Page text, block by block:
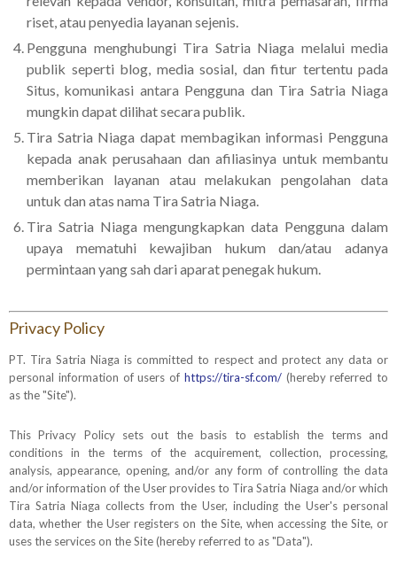
riset, atau penyedia layanan sejenis.
Pengguna menghubungi Tira Satria Niaga melalui media
publik seperti blog, media sosial, dan fitur tertentu pada
Situs, komunikasi antara Pengguna dan Tira Satria Niaga
mungkin dapat dilihat secara publik.
Tira Satria Niaga dapat membagikan informasi Pengguna
kepada anak perusahaan dan afiliasinya untuk membantu
memberikan layanan atau melakukan pengolahan data
untuk dan atas nama Tira Satria Niaga.
Tira Satria Niaga mengungkapkan data Pengguna dalam
upaya mematuhi kewajiban hukum dan/atau adanya
permintaan yang sah dari aparat penegak hukum.
Privacy Policy
PT. Tira Satria Niaga is committed to respect and protect any data or
personal information of users of https://tira-sf.com/(hereby referred to
as the "Site").
This Privacy Policy sets out the basis to establish the terms and
conditions in the terms of the acquirement, collection, processing,
analysis, appearance, opening, and/or any form of controlling the data
and/or information of the User provides to Tira Satria Niaga and/or which
Tira Satria Niaga collects from the User, including the User's personal
data, whether the User registers on the Site, when accessing the Site, or
uses the services on the Site (hereby referred to as "Data").